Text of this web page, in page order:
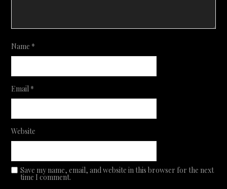
Name *
Email *
Website
Save my name, email, and website in this browser for the next
time I comment.